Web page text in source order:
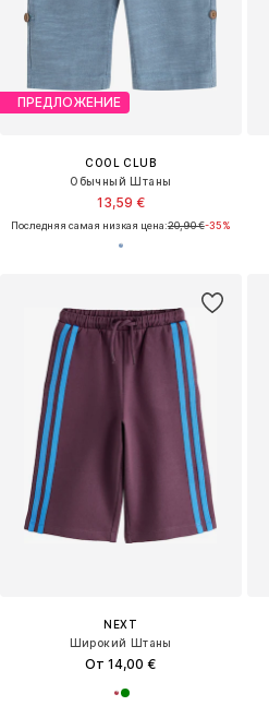
ПРЕДЛОЖЕНИЕ
COOL CLUB
Обычный Штаны
13,59 €
Последняя самая низкая цена:20,90 €-35%
NEXT
Широкий Штаны
От 14,00 €